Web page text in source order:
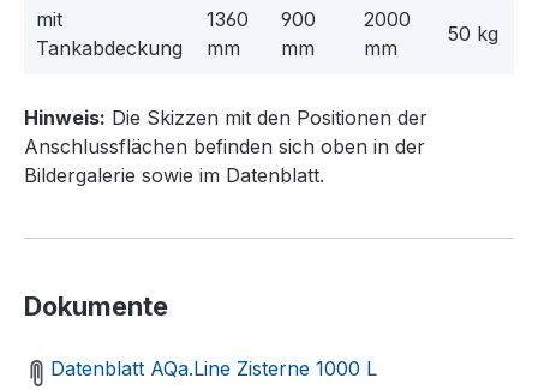
mit
Tankabdeckung
1360
mm
900
mm
2000
mm
50 kg
Hinweis: Die Skizzen mit den Positionen der
Anschlussflächen befinden sich oben in der
Bildergalerie sowie im Datenblatt.
Dokumente
Datenblatt AQa.Line Zisterne 1000 L